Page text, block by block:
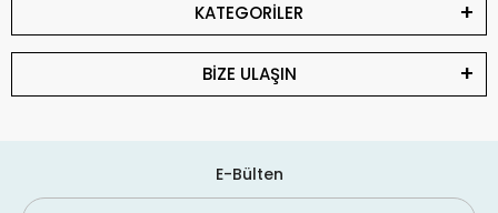
KATEGORİLER
BİZE ULAŞIN
E-Bülten